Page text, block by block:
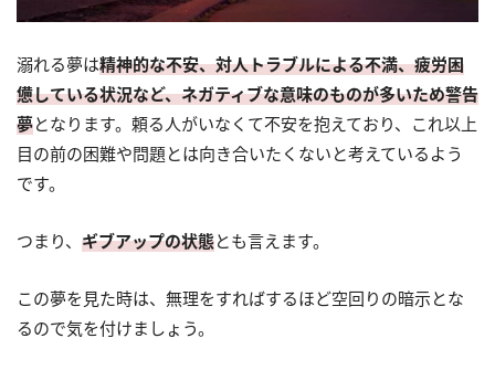
溺れる夢は精神的な不安、対人トラブルによる不満、疲労困
憊している状況など、ネガティブな意味のものが多いため警告
夢となります。頼る人がいなくて不安を抱えており、これ以上
目の前の困難や問題とは向き合いたくないと考えているよう
です。
つまり、 ギブアップの状態とも言えます。
この夢を見た時は、無理をすればするほど空回りの暗示とな
るので気を付けましょう。